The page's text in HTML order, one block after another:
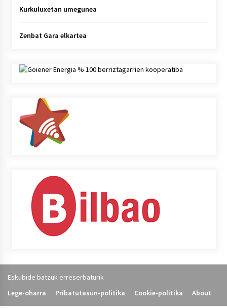
Kurkuluxetan umegunea
Zenbat Gara elkartea
Eskubide batzuk erreserbaturik
Lege-oharra
Pribatutasun-politika Cookie-politika About